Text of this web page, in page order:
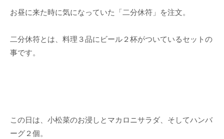
お昼に来た時に気になっていた「二分休符」を注文。
二分休符とは、料理３品にビール２杯がついているセットの
事です。
この日は、小松菜のお浸しとマカロニサラダ、そしてハンバ
ーグ２個。